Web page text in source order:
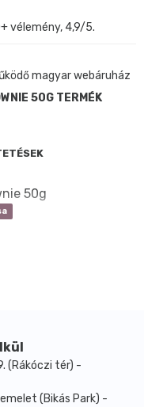
vélemény, 4,9/5.
magyar webáruház
50G TERMÉK
50g
(Rákóczi tér) -
(Bikás Park) -